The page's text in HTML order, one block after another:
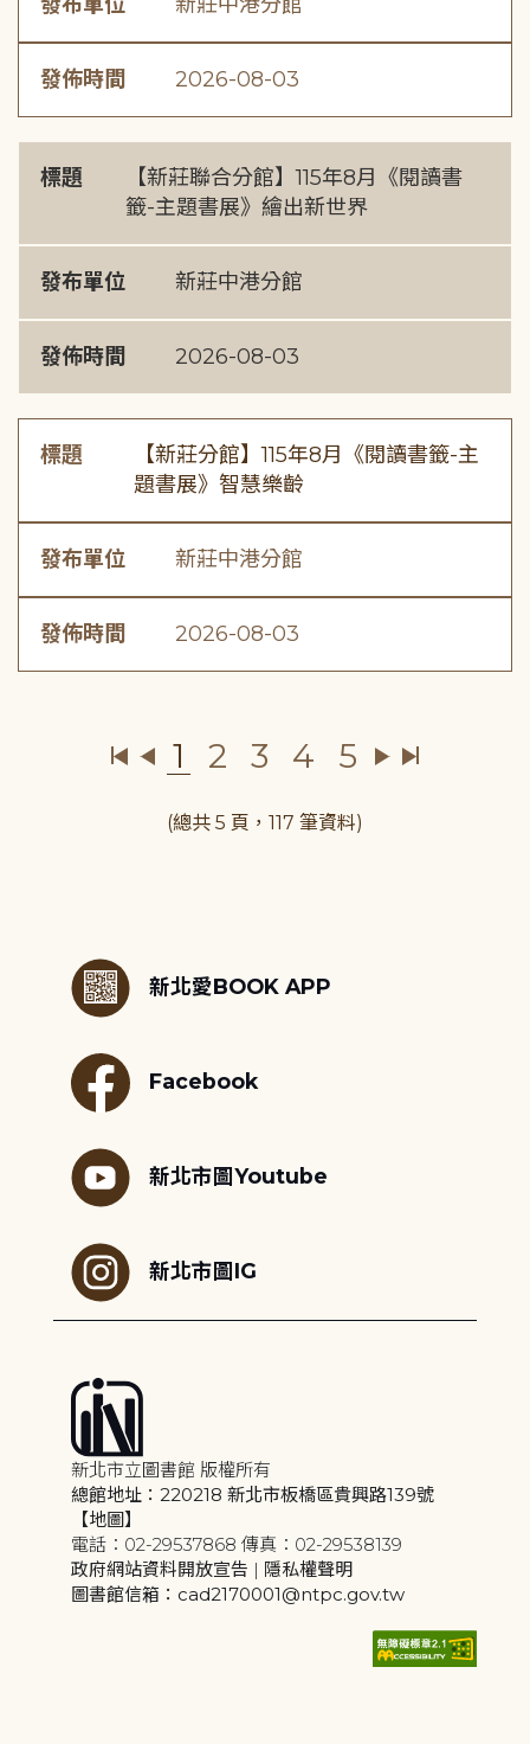
發佈時間 2026-08-03
標題
【新莊聯合分館】115年8月《閱讀書
籤-主題書展》繪出新世界
發布單位 新莊中港分館
發佈時間 2026-08-03
標題
【新莊分館】115年8月《閱讀書籤-主
題書展》智慧樂齡
發布單位 新莊中港分館
發佈時間 2026-08-03
1 2 3 4 5
(總共 5 頁，117 筆資料)
新北愛BOOK APP
Facebook
新北市圖Youtube
新北市圖IG
新北市立圖書館 版權所有
總館地址：220218 新北市板橋區貴興路139號
【地圖】
電話：02-29537868 傳真：02-29538139
政府網站資料開放宣告 | 隱私權聲明
圖書館信箱：cad2170001@ntpc.gov.tw